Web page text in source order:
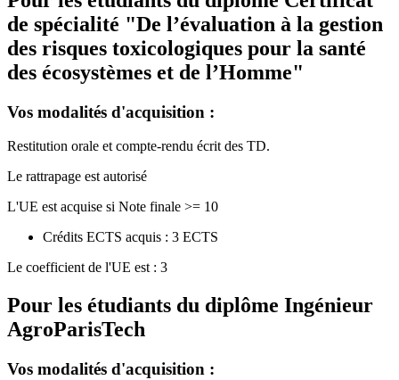
de spécialité "De l’évaluation à la gestion
des risques toxicologiques pour la santé
des écosystèmes et de l’Homme"
Vos modalités d'acquisition :
Restitution orale et compte-rendu écrit des TD.
Le rattrapage est autorisé
L'UE est acquise si Note finale >= 10
Crédits ECTS acquis : 3 ECTS
Le coefficient de l'UE est : 3
Pour les étudiants du diplôme Ingénieur
AgroParisTech
Vos modalités d'acquisition :